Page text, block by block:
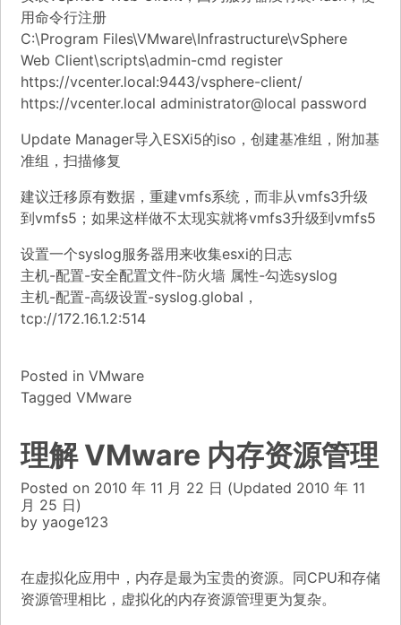
用命令行注册
C:\Program Files\VMware\Infrastructure\vSphere
Web Client\scripts\admin-cmd register
https://vcenter.local:9443/vsphere-client/
https://vcenter.local administrator@local password
Update Manager导入ESXi5的iso，创建基准组，附加基
准组，扫描修复
建议迁移原有数据，重建vmfs系统，而非从vmfs3升级
到vmfs5；如果这样做不太现实就将vmfs3升级到vmfs5
设置一个syslog服务器用来收集esxi的日志
主机-配置-安全配置文件-防火墙 属性-勾选syslog
主机-配置-高级设置-syslog.global，
tcp://172.16.1.2:514
Posted in VMware
Tagged VMware
理解 VMware 内存资源管理
Posted on 2010 年 11 月 22 日 (Updated 2010 年 11
月 25 日)
by yaoge123
在虚拟化应用中，内存是最为宝贵的资源。同CPU和存储
资源管理相比，虚拟化的内存资源管理更为复杂。